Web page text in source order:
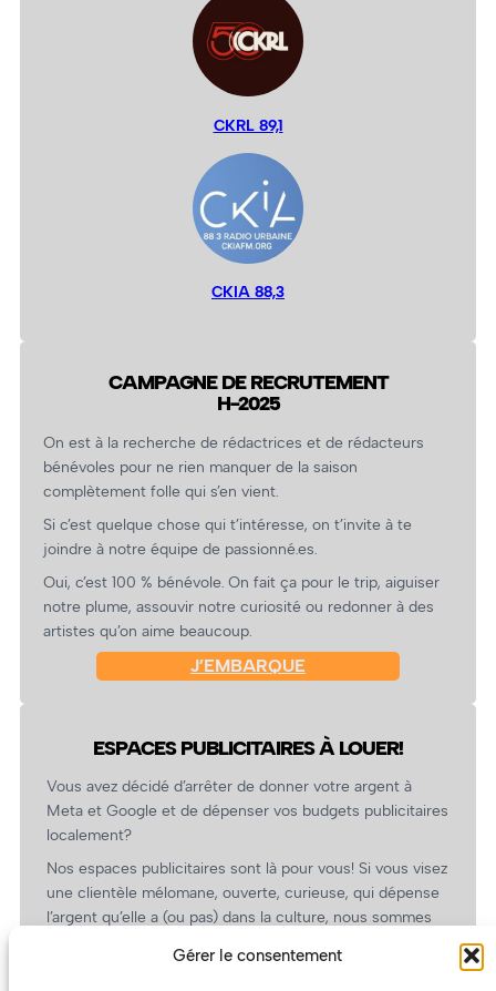
Gérer le consentement
CKRL 89,1
CKIA 88,3
CAMPAGNE DE RECRUTEMENT
H-2025
On est à la recherche de rédactrices et de rédacteurs
bénévoles pour ne rien manquer de la saison
complètement folle qui s’en vient.
Si c’est quelque chose qui t’intéresse, on t’invite à te
joindre à notre équipe de passionné.es.
Oui, c’est 100 % bénévole. On fait ça pour le trip, aiguiser
notre plume, assouvir notre curiosité ou redonner à des
artistes qu’on aime beaucoup.
J’EMBARQUE
ESPACES PUBLICITAIRES À LOUER!
Vous avez décidé d’arrêter de donner votre argent à
Meta et Google et de dépenser vos budgets publicitaires
localement?
Nos espaces publicitaires sont là pour vous! Si vous visez
une clientèle mélomane, ouverte, curieuse, qui dépense
l’argent qu’elle a (ou pas) dans la culture, nous sommes